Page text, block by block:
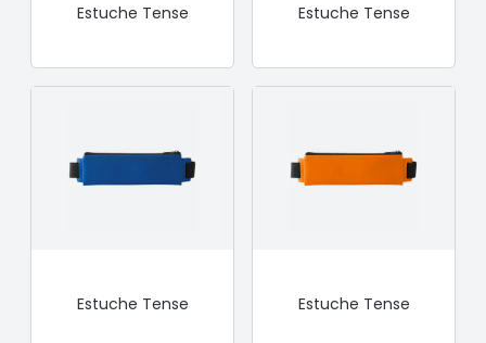
Estuche Tense Estuche Tense
Estuche Tense Estuche Tense